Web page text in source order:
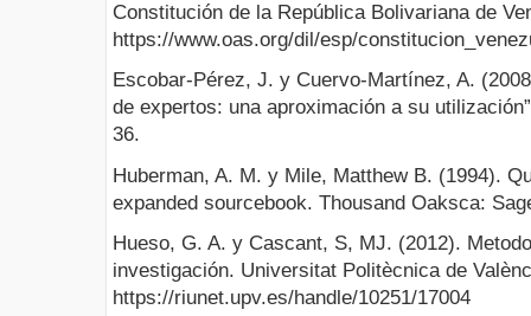
Constitución de la República Bolivariana de
https://www.oas.org/dil/esp/
Escobar-Pérez, J. y Cuervo-Martínez, A.
de expertos: una aproximación a su
36.
Huberman, A. M. y Mile, Matthew B. (1994).
expanded sourcebook. Thousand Oaksca:
Hueso, G. A. y Cascant, S, MJ. (2012).
investigación. Universitat Politècnica de
https://riunet.upv.es/handle/10251/17004